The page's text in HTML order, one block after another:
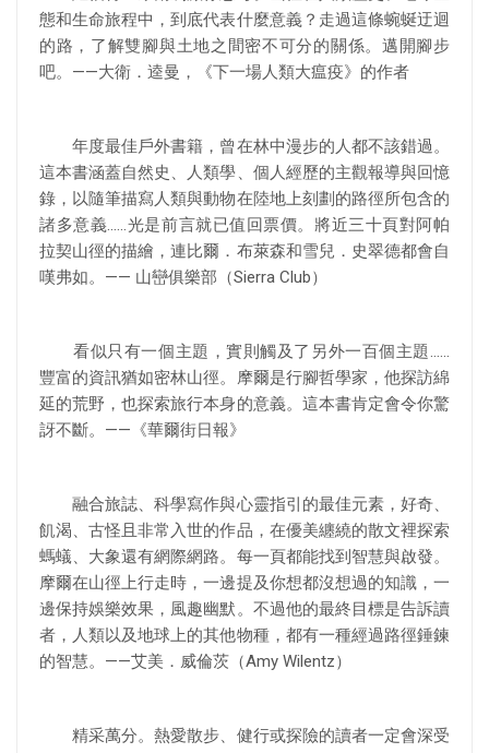
態和生命旅程中，到底代表什麼意義？走過這條蜿蜒迂迴
的路，了解雙腳與土地之間密不可分的關係。邁開腳步
吧。——大衛．逵曼，《下一場人類大瘟疫》的作者
年度最佳戶外書籍，曾在林中漫步的人都不該錯過。
這本書涵蓋自然史、人類學、個人經歷的主觀報導與回憶
錄，以隨筆描寫人類與動物在陸地上刻劃的路徑所包含的
諸多意義……光是前言就已值回票價。將近三十頁對阿帕
拉契山徑的描繪，連比爾．布萊森和雪兒．史翠德都會自
嘆弗如。—— 山巒俱樂部（Sierra Club）
看似只有一個主題，實則觸及了另外一百個主題……
豐富的資訊猶如密林山徑。摩爾是行腳哲學家，他探訪綿
延的荒野，也探索旅行本身的意義。這本書肯定會令你驚
訝不斷。——《華爾街日報》
融合旅誌、科學寫作與心靈指引的最佳元素，好奇、
飢渴、古怪且非常入世的作品，在優美纏繞的散文裡探索
螞蟻、大象還有網際網路。每一頁都能找到智慧與啟發。
摩爾在山徑上行走時，一邊提及你想都沒想過的知識，一
邊保持娛樂效果，風趣幽默。不過他的最終目標是告訴讀
者，人類以及地球上的其他物種，都有一種經過路徑錘鍊
的智慧。——艾美．威倫茨（Amy Wilentz）
精采萬分。熱愛散步、健行或探險的讀者一定會深受